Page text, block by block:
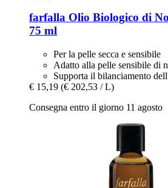
farfalla Olio Biologico di
75 ml
Per la pelle secca e sensibile
Adatto alla pelle sensibile di
Supporta il bilanciamento
€ 15,19 (€ 202,53 / L)
Consegna entro il giorno 11 agosto